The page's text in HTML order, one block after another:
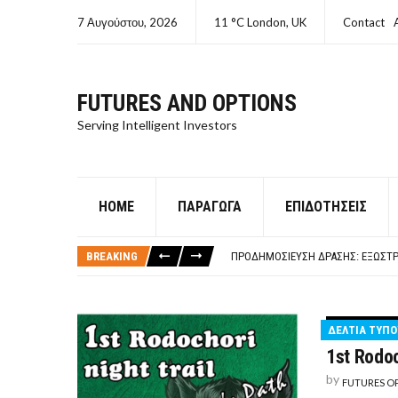
7 Αυγούστου, 2026 11 °C London, UK Contact
FUTURES AND OPTIONS
Serving Intelligent Investors
HOME ΠΑΡΆΓΩΓΑ ΕΠΙΔΟΤΉΣΕΙΣ
BREAKING
ΠΡΟΔΗΜΟΣΊΕΥΣΗ ΔΡΆΣΗΣ:
ΤΙ ΕΊΝΑΙ ΧΡΉΜΑ ΚΕΦΑΛΑΙΟ 8Ο
ΤΑΜΕΊΟ ΜΙΚΡΟΠΙΣΤΏΣΕΩΝ ΣΥΧΝΈΣ
ΔΕΛΤΙΑ
1st
by FUTURES